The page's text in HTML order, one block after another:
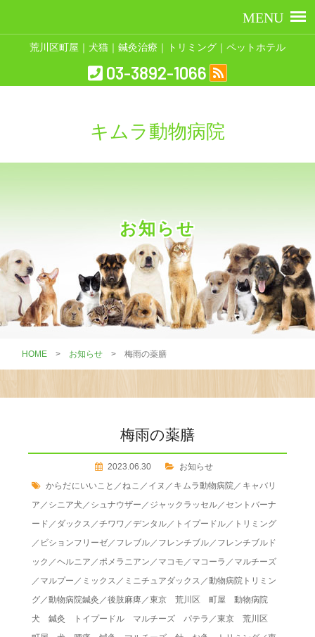
荒川区町屋｜犬猫｜鍼灸治療｜トリミング｜ペットホテル
03-3892-1066
キムラ動物病院
お知らせ
HOME > お知らせ >梅雨の薬膳
梅雨の薬膳
2023.06.30
お知らせ
からだにいいこと ／ねこ ／ イヌ ／ キムラ動物病院／ キャバリ
ア ／ シニア犬 ／ シュナウザー ／ ジャックラッセル／ セントバーナ
ード ／ ダックス ／チワワ ／デンタル／ トイプードル／ トリミング
／ ビションフリーゼ／ フレブル／ フレンチブル／ フレンチブルド
ック ／ヘルニア ／ポメラニアン ／ マコモ ／ マコーラ ／ マルチーズ
／ マルプー ／ ミックス ／ ミニチュアダックス ／動物病院トリミン
グ／動物病院鍼灸 ／後肢麻痺／東京 荒川区 町屋 動物病院
犬 鍼灸 トイプードル マルチーズ パテラ ／東京 荒川区